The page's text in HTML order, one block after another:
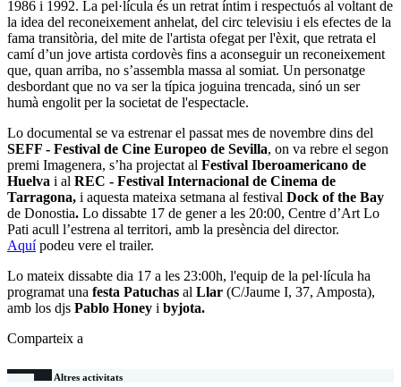
1986 i 1992. La pel·lícula és un retrat íntim i respectuós al voltant de
la idea del reconeixement anhelat, del circ televisiu i els efectes de la
fama transitòria, del mite de l'artista ofegat per l'èxit, que retrata el
camí d’un jove artista cordovès fins a aconseguir un reconeixement
que, quan arriba, no s’assembla massa al somiat. Un personatge
desbordant que no va ser la típica joguina trencada, sinó un ser
humà engolit per la societat de l'espectacle.
Lo documental se va estrenar el passat mes de novembre dins del
SEFF - Festival de Cine Europeo de Sevilla, on va rebre el segon
premi Imagenera, s’ha projectat al Festival Iberoamericano de
Huelva i al REC - Festival Internacional de Cinema de
Tarragona, i aquesta mateixa setmana al festival Dock of the Bay
de Donostia. Lo dissabte 17 de gener a les 20:00, Centre d’Art Lo
Pati acull l’estrena al territori, amb la presència del director.
Aquípodeu vere el trailer.
Lo mateix dissabte dia 17 a les 23:00h, l'equip de la pel·lícula ha
programat una festa Patuchas al Llar (C/Jaume I, 37, Amposta),
amb los djs Pablo Honey i byjota.
Comparteix a
Altres activitats